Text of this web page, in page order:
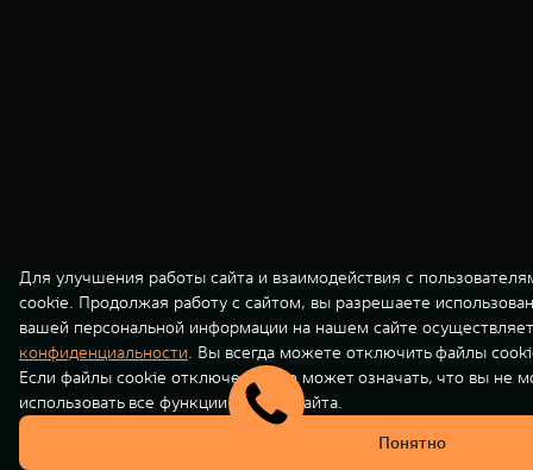
Для улучшения работы сайта и взаимодействия с
cookie. Продолжая работу с сайтом, вы разрешаете
вашей персональной информации на нашем сайте
конфиденциальности. Вы всегда можете отключить файлы
Если файлы cookie отключены, это может означать, что вы не
использовать все функции нашего сайта.
Понятно